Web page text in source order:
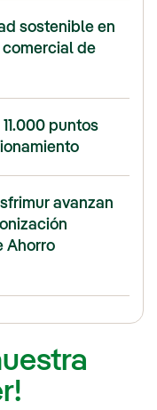
sostenible en
comercial de
puntos
avanzan
Ahorro